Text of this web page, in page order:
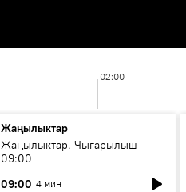
02:00
Жаңылыктар
Жаңылыктар. Чыгарылыш
09:00
09:00 4 мин